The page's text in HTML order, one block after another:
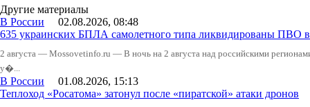
Другие материалы
В России 02.08.2026, 08:48
635 украинских БПЛА самолетного типа ликвидированы ПВО
2 августа — Mossovetinfo.ru — В ночь на 2 августа над российскими
у�...
В России 01.08.2026, 15:13
Теплоход «Росатома» затонул после «пиратской» атаки дронов